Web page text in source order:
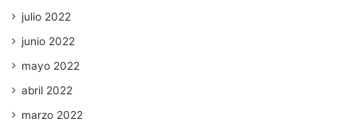
julio 2022
junio 2022
mayo 2022
abril 2022
marzo 2022